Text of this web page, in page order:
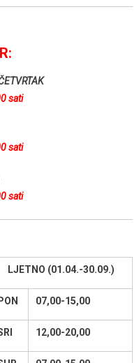
sati
sati
sati
LJETNO (01.04.-30.09.)
PON 07,00-15,00
12,00-20,00